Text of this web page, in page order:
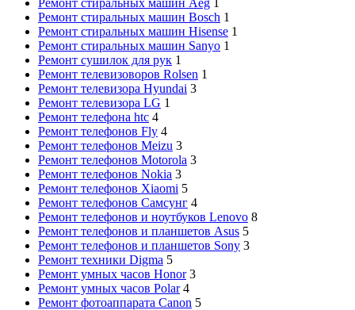
Ремонт стиральных машин Bosch 1
Ремонт стиральных машин Hisense 1
Ремонт стиральных машин Sanyo 1
Ремонт сушилок для рук 1
Ремонт телевизоворов Rolsen 1
Ремонт телевизора Hyundai 3
Ремонт телевизора LG 1
Ремонт телефона htc 4
Ремонт телефонов Fly 4
Ремонт телефонов Meizu 3
Ремонт телефонов Motorola 3
Ремонт телефонов Nokia 3
Ремонт телефонов Xiaomi 5
Ремонт телефонов Самсунг 4
Ремонт телефонов и ноутбуков Lenovo 8
Ремонт телефонов и планшетов Asus 5
Ремонт телефонов и планшетов Sony 3
Ремонт техники Digma 5
Ремонт умных часов Honor 3
Ремонт умных часов Polar 4
Ремонт фотоаппарата Canon 5